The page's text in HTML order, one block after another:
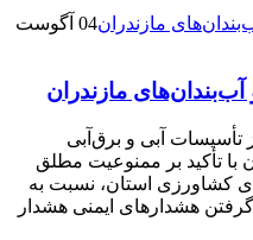
04 آگوست
مازندران
تأسیسات آبی و برق‌آبی
تأکید بر ممنوعیت مطلق
کشاورزی استان، نسبت به
هشدارهای ایمنی هشدار